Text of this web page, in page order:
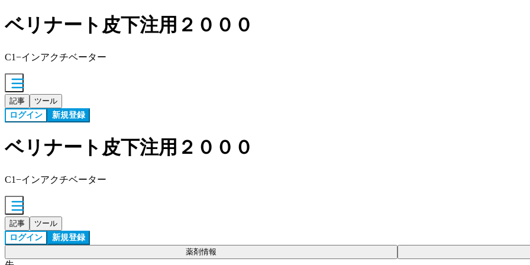
ベリナート皮下注用２０００
C1−インアクチベーター
記事 ツール
ログイン 新規登録
ベリナート皮下注用２０００
C1−インアクチベーター
記事 ツール
ログイン 新規登録
薬剤情報